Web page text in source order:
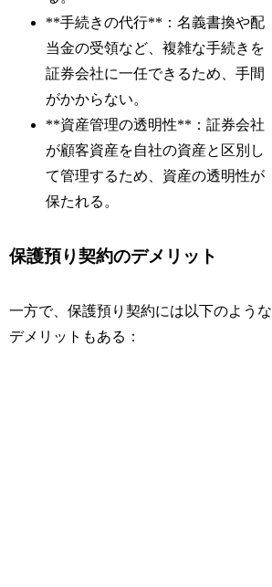
**手続きの代行**：名義書換や配
当金の受領など、複雑な手続きを
証券会社に一任できるため、手間
がかからない。
**資産管理の透明性**：証券会社
が顧客資産を自社の資産と区別し
て管理するため、資産の透明性が
保たれる。
保護預り契約のデメリット
一方で、保護預り契約には以下のような
デメリットもある：